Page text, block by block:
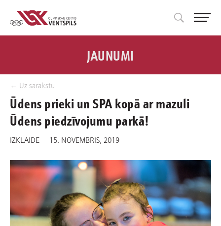
← Uz sarakstu
JAUNUMI
Ūdens prieki un SPA kopā ar mazuli
Ūdens piedzīvojumu parkā!
IZKLAIDE 15. NOVEMBRIS, 2019